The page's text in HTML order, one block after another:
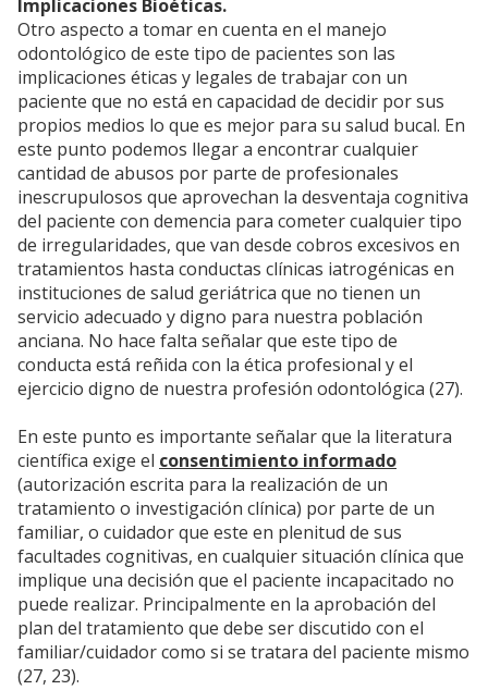
Implicaciones Bioéticas.
Otro aspecto a tomar en cuenta en el manejo
odontológico de este tipo de pacientes son las
implicaciones éticas y legales de trabajar con un
paciente que no está en capacidad de decidir por sus
propios medios lo que es mejor para su salud bucal. En
este punto podemos llegar a encontrar cualquier
cantidad de abusos por parte de profesionales
inescrupulosos que aprovechan la desventaja cognitiva
del paciente con demencia para cometer cualquier tipo
de irregularidades, que van desde cobros excesivos en
tratamientos hasta conductas clínicas iatrogénicas en
instituciones de salud geriátrica que no tienen un
servicio adecuado y digno para nuestra población
anciana. No hace falta señalar que este tipo de
conducta está reñida con la ética profesional y el
ejercicio digno de nuestra profesión odontológica (27).
En este punto es importante señalar que la literatura
científica exige el consentimiento informado
(autorización escrita para la realización de un
tratamiento o investigación clínica) por parte de un
familiar, o cuidador que este en plenitud de sus
facultades cognitivas, en cualquier situación clínica que
implique una decisión que el paciente incapacitado no
puede realizar. Principalmente en la aprobación del
plan del tratamiento que debe ser discutido con el
familiar/cuidador como si se tratara del paciente mismo
(27, 23).